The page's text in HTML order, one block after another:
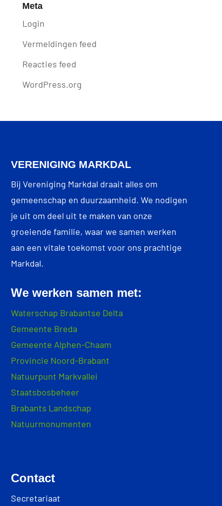
Meta
Login
Vermeldingen feed
Reacties feed
WordPress.org
VERENIGING MARKDAL
Bij Vereniging Markdal draait alles om
gemeenschap en duurzaamheid. We nodigen
je uit om deel uit te maken van onze
groeiende familie, waar we samen werken
aan een vitale toekomst voor ons prachtige
Markdal.
We werken samen met:
Waterschap Brabantse Delta
Gemeente Breda
Gemeente Alphen-Chaam
Provincie Noord-Brabant
Natuurpunt Markvallei
Staatsbosbeheer
Brabants Landschap
Natuurmonumenten
Contact
Secretariaat